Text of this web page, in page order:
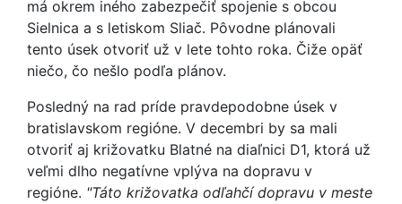
má okrem iného zabezpečiť spojenie s obcou
Sielnica a s letiskom Sliač. Pôvodne plánovali
tento úsek otvoriť už v lete tohto roka. Čiže opäť
niečo, čo nešlo podľa plánov.
Posledný na rad príde pravdepodobne úsek v
bratislavskom regióne. V decembri by sa mali
otvoriť aj križovatku Blatné na diaľnici D1, ktorá už
veľmi dlho negatívne vplýva na dopravu v
regióne. "Táto križovatka odľahčí dopravu v meste